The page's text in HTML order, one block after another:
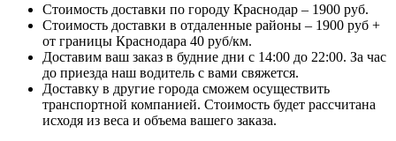
Стоимость доставки по городу Краснодар – 1900 руб.
Стоимость доставки в отдаленные районы – 1900 руб +
от границы Краснодара 40 руб/км.
Доставим ваш заказ в будние дни с 14:00 до 22:00. За час
до приезда наш водитель с вами свяжется.
Доставку в другие города сможем осуществить
транспортной компанией. Стоимость будет рассчитана
исходя из веса и объема вашего заказа.